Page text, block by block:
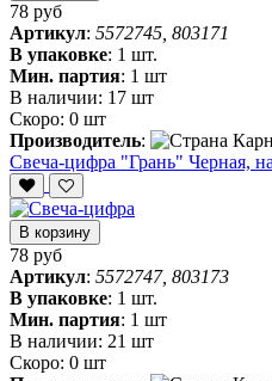
78 руб
Артикул: 5572745, 803171
В упаковке: 1 шт.
Мин. партия: 1 шт
В наличии: 17 шт
Скоро: 0 шт
Производитель:
Свеча-цифра "‎Грань" Черная,
В корзину
78 руб
Артикул: 5572747, 803173
В упаковке: 1 шт.
Мин. партия: 1 шт
В наличии: 21 шт
Скоро: 0 шт